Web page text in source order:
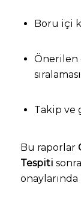
Boru içi
Önerilen
Takip ve
Bu raporlar
Tespiti
onaylarında